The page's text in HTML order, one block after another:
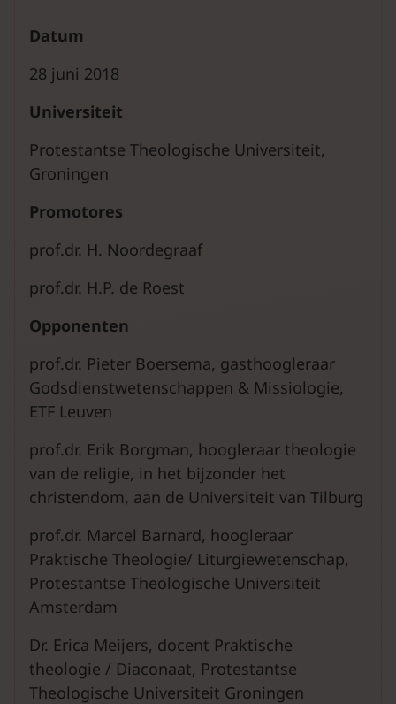
Datum
28 juni 2018
Universiteit
Protestantse Theologische Universiteit,
Groningen
Promotores
prof.dr. H. Noordegraaf
prof.dr. H.P. de Roest
Opponenten
prof.dr. Pieter Boersema, gasthoogleraar
Godsdienstwetenschappen & Missiologie,
ETF Leuven
prof.dr. Erik Borgman, hoogleraar theologie
van de religie, in het bijzonder het
christendom, aan de Universiteit van Tilburg
prof.dr. Marcel Barnard, hoogleraar
Praktische Theologie/ Liturgiewetenschap,
Protestantse Theologische Universiteit
Amsterdam
Dr. Erica Meijers, docent Praktische
theologie / Diaconaat, Protestantse
Theologische Universiteit Groningen